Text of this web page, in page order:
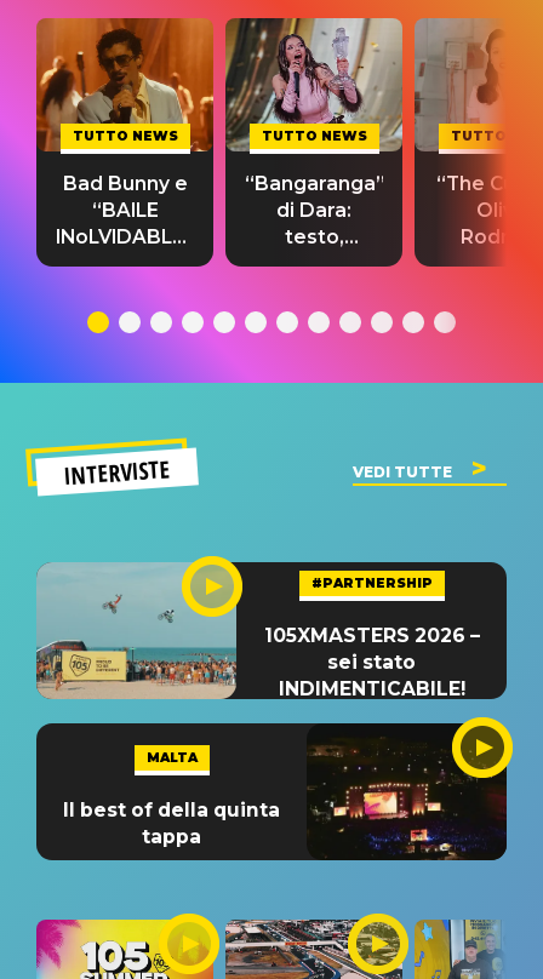
TUTTO NEWS
Bad Bunny e
“BAILE
INoLVIDABLE”:
testo,
significato
TUTTO NEWS
“Bangaranga”
di Dara:
testo,
traduzione e
del singolo
TUTTO
“The
Olivia
testo,
INTERVISTE VEDI TUTTE
#PARTNERSHIP
105XMASTERS 2026 –
sei stato
INDIMENTICABILE!
MALTA
Il best of della quinta
tappa